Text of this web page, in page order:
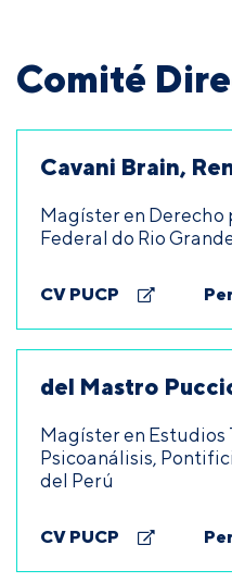
Comité
Cavani Brain,
Magíster en Derecho
Federal do Rio
CV PUCP
del Mastro
Magíster en Estudios
Psicoanálisis,
del Perú
CV PUCP